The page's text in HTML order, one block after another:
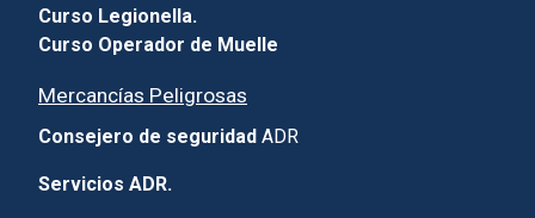
Curso Legionella.
Curso Operador de Muelle
Mercancías Peligrosas
Consejero de seguridad ADR
Servicios ADR.